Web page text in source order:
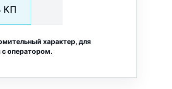
КП
характер, для
с оператором.